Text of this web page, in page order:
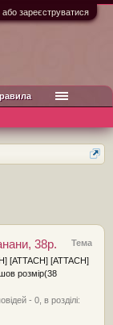
або зареєструватися
Тема
38р.
[ATTACH] [ATTACH]
розмір(38
- 0, в розділі: